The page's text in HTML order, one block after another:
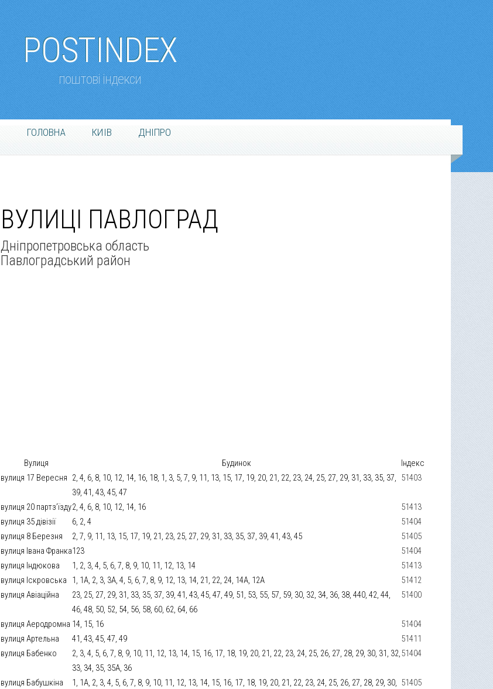
POSTINDEX
поштові індекси
ГОЛОВНА КИІВ ДНІПРО
ВУЛИЦІ ПАВЛОГРАД
Дніпропетровська область
Павлоградський район
Вулиця Будинок
Індекс
вулиця 17 Вересня 2, 4, 6, 8, 10, 12, 14, 16, 18, 1, 3, 5, 7, 9, 11, 13, 15, 17, 19, 20, 21, 22, 23, 24, 25, 27, 29, 31, 33, 35, 37,
39, 41, 43, 45, 47
51403
вулиця 20 партз’їзду2, 4, 6, 8, 10, 12, 14, 16
51413
вулиця 35 дівізії
6, 2, 4
51404
вулиця 8 Березня
2, 7, 9, 11, 13, 15, 17, 19, 21, 23, 25, 27, 29, 31, 33, 35, 37, 39, 41, 43, 45
51405
вулиця Iвана Франка123
51404
вулиця Iндюкова
1, 2, 3, 4, 5, 6, 7, 8, 9, 10, 11, 12, 13, 14
51413
вулиця Iскровська
1, 1А, 2, 3, 3А, 4, 5, 6, 7, 8, 9, 12, 13, 14, 21, 22, 24, 14А, 12А
51412
вулиця Авіаційна
23, 25, 27, 29, 31, 33, 35, 37, 39, 41, 43, 45, 47, 49, 51, 53, 55, 57, 59, 30, 32, 34, 36, 38, 440, 42, 44,
46, 48, 50, 52, 54, 56, 58, 60, 62, 64, 66
51400
вулиця Аеродромна 14, 15, 16
51404
вулиця Артельна
41, 43, 45, 47, 49
51411
вулиця Бабенко
2, 3, 4, 5, 6, 7, 8, 9, 10, 11, 12, 13, 14, 15, 16, 17, 18, 19, 20, 21, 22, 23, 24, 25, 26, 27, 28, 29, 30, 31, 32,
33, 34, 35, 35А, 36
51404
вулиця Бабушкіна
1, 1А, 2, 3, 4, 5, 6, 7, 8, 9, 10, 11, 12, 13, 14, 15, 16, 17, 18, 19, 20, 21, 22, 23, 24, 25, 26, 27, 28, 29, 30, 51405